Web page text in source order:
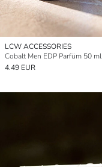
LCW ACCESSORIES
Cobalt Men EDP Parfüm 50 ml
4.49 EUR